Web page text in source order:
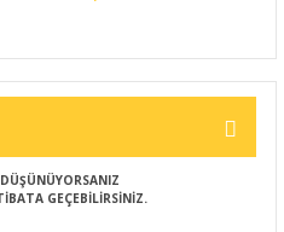
GEÇEBİLİRSİNİZ.